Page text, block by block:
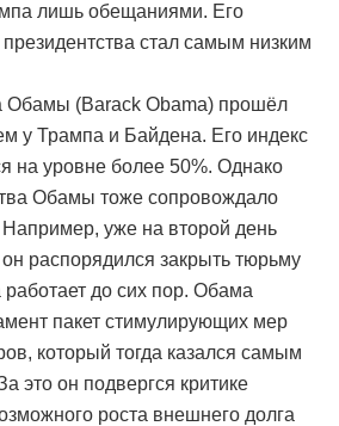
лишь обещаниями. Его
президентства стал самым низким
Обамы (Barack Obama) прошёл
у Трампа и Байдена. Его индекс
на уровне более 50%. Однако
Обамы тоже сопровождало
уже на второй день
распорядился закрыть тюрьму
работает до сих пор. Обама
пакет стимулирующих мер
который тогда казался самым
это он подвергся критике
роста внешнего долга